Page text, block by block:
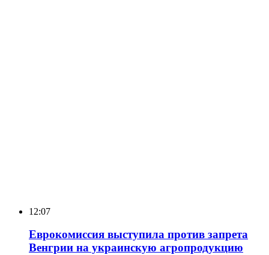
12:07
Еврокомиссия выступила против запрета
Венгрии на украинскую агропродукцию